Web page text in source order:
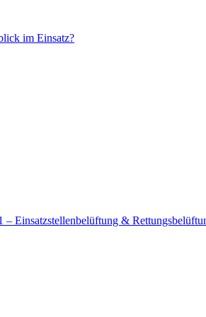
im Einsatz?
– Einsatzstellenbelüftung &